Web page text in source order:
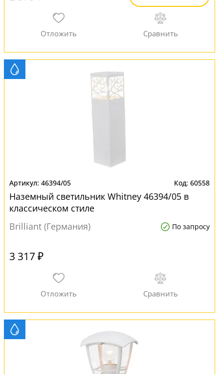
46394/05 60558
Наземный светильник Whitney 46394/05 в
классическом стиле
Brilliant (Германия)
По запросу
3 317 ₽